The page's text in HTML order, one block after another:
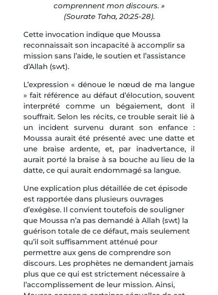
comprennent mon discours. »
(Sourate Taha, 20:25-28).
Cette invocation indique que Moussa
reconnaissait son incapacité à accomplir sa
mission sans l’aide, le soutien et l’assistance
d’Allah (swt).
L’expression « dénoue le nœud de ma langue
» fait référence au défaut d’élocution, souvent
interprété comme un bégaiement, dont il
souffrait. Selon les récits, ce trouble serait lié à
un incident survenu durant son enfance :
Moussa aurait été présenté avec une datte et
une braise ardente, et, par inadvertance, il
aurait porté la braise à sa bouche au lieu de la
datte, ce qui aurait endommagé sa langue.
Une explication plus détaillée de cet épisode
est rapportée dans plusieurs ouvrages
d’exégèse. Il convient toutefois de souligner
que Moussa n’a pas demandé à Allah (swt) la
guérison totale de ce défaut, mais seulement
qu’il soit suffisamment atténué pour
permettre aux gens de comprendre son
discours. Les prophètes ne demandent jamais
plus que ce qui est strictement nécessaire à
l’accomplissement de leur mission. Ainsi,